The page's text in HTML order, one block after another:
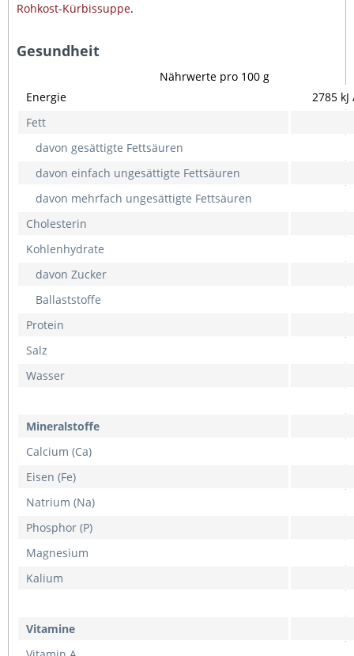
Rohkost-Kürbissuppe.
Gesundheit
Nährwerte pro 100 g
Energie
2785
Fett
davon gesättigte Fettsäuren
davon einfach ungesättigte Fettsäuren
davon mehrfach ungesättigte Fettsäuren
Cholesterin
Kohlenhydrate
davon Zucker
Ballaststoffe
Protein
Salz
Wasser
Mineralstoffe
Calcium (Ca)
Eisen (Fe)
Natrium (Na)
Phosphor (P)
Magnesium
Kalium
Vitamine